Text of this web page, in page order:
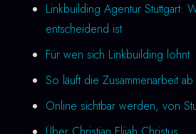
Linkbuilding Agentur Stuttgart:
entscheidend ist
Für wen sich Linkbuilding lohnt
So läuft die Zusammenarbeit ab
Online sichtbar werden, von